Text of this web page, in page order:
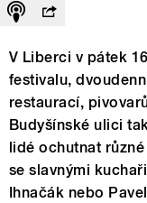
V Liberci v pátek
festivalu,
restaurací,
Budyšínské ulici
lidé ochutnat
se slavnými
Ihnačák nebo